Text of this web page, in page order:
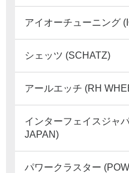
アイオーチューニング
シェッツ (SCHATZ)
アールエッチ (RH
インターフェイスジャ
JAPAN)
パワークラスター